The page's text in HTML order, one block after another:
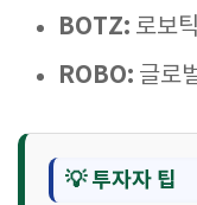
BOTZ: 로보
ROBO: 글로
💡 투자자 팁